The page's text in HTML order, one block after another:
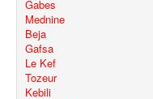
Gabes
Mednine
Beja
Gafsa
Le Kef
Tozeur
Kebili